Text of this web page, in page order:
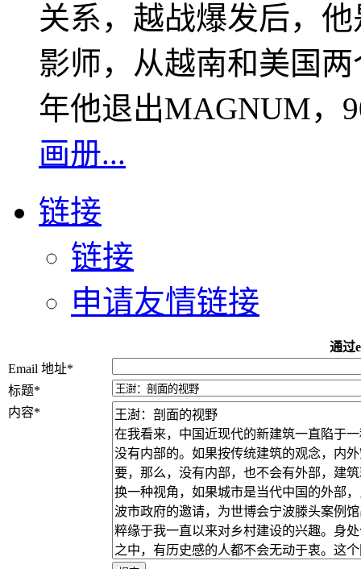
关系，越战爆发后，
影师，从越南和美国
年他退出MAGNUM，
画册...
链接
链接
申请友情链接
通过
Email 地址*
标题*
内容*